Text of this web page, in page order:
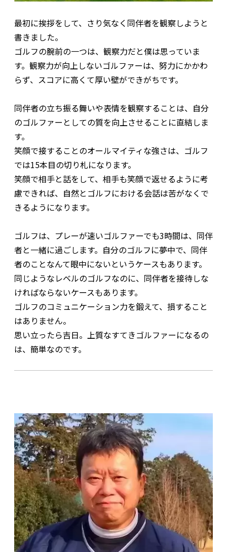
最初に挨拶をして、さり気なく同伴者を観察しようと
書きました。
ゴルフの腕前の一つは、観察力だと僕は思っていま
す。観察力が向上しないゴルファーは、努力にかかわ
らず、スコアに高くて厚い壁ができがちです。
同伴者の立ち振る舞いや表情を観察することは、自分
のゴルファーとしての質を向上させることに直結しま
す。
笑顔で接することのオールマイティな強さは、ゴルフ
では15本目の切り札になります。
笑顔で相手と話をして、相手も笑顔で返せるように考
慮できれば、自然とゴルフにおける会話は苦がなくで
きるようになります。
ゴルフは、プレーが速いゴルファーでも3時間は、同伴
者と一緒に過ごします。自分のゴルフに夢中で、同伴
者のことなんて眼中にないというケースもあります。
同じようなレベルのゴルフなのに、同伴者を接待しな
ければならないケースもあります。
ゴルフのコミュニケーション力を鍛えて、損すること
はありません。
思い立ったら吉日。上質なすてきゴルファーになるの
は、簡単なのです。